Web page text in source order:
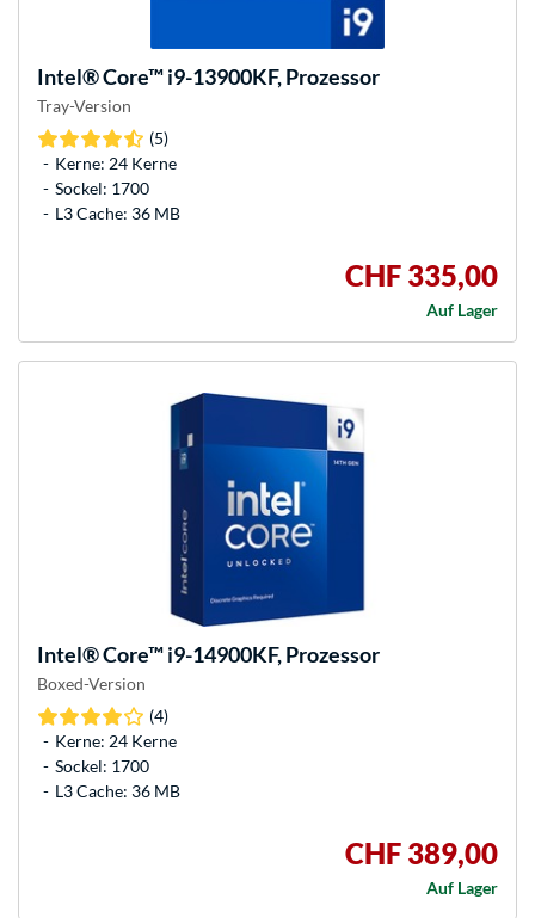
Intel®Core™ i9-13900KF, Prozessor
Tray-Version
(5)
Kerne: 24 Kerne
Sockel: 1700
L3 Cache: 36 MB
CHF 335,00
Auf Lager
Intel®Core™ i9-14900KF, Prozessor
Boxed-Version
(4)
Kerne: 24 Kerne
Sockel: 1700
L3 Cache: 36 MB
CHF 389,00
Auf Lager